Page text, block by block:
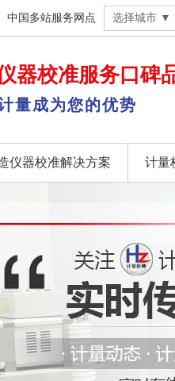
中国多站服务网点 选择城市 ▼
器校准服务口碑
量成为您的优势
仪器校准解决方案 计量